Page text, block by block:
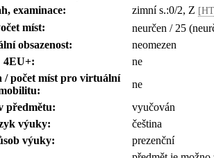
examinace:
zimní s.:0/2, Z
míst:
neurčen / 25
obsazenost:
neomezen
4EU+:
ne
počet míst pro virtuální
ne
předmětu:
vyučován
výuky:
čeština
výuky:
prezenční